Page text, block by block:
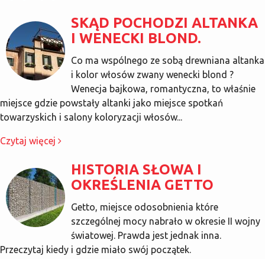
SKĄD POCHODZI ALTANKA
I WENECKI BLOND.
Co ma wspólnego ze sobą drewniana altanka
i kolor włosów zwany wenecki blond ?
Wenecja bajkowa, romantyczna, to właśnie
miejsce gdzie powstały altanki jako miejsce spotkań
towarzyskich i salony koloryzacji włosów...
Czytaj więcej
HISTORIA SŁOWA I
OKREŚLENIA GETTO
Getto, miejsce odosobnienia które
szczególnej mocy nabrało w okresie II wojny
światowej. Prawda jest jednak inna.
Przeczytaj kiedy i gdzie miało swój początek.